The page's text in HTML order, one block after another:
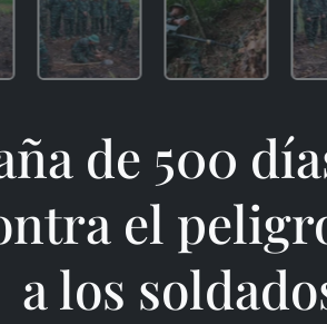
de 500
el
a los